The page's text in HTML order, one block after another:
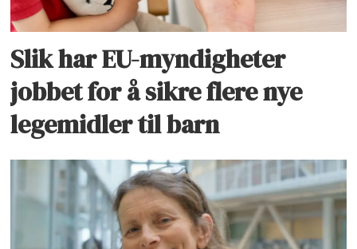
Slik har EU-myndigheter
jobbet for å sikre flere nye
legemidler til barn